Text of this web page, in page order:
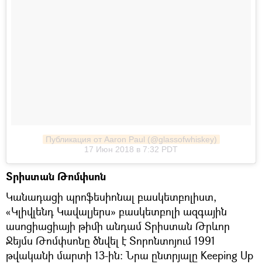
Публикация от Aaron Paul (@glassofwhiskey)
17 Июн 2018 в 7:32 PDT
Տրիստան Թոմփսոն
Կանադացի պրոֆեսիոնալ բասկետբոլիստ,
«Կլիվլենդ Կավալյերս» բասկետբոլի ազգային
ասոցիացիայի թիմի անդամ Տրիստան Թրևոր
Ջեյմս Թոմփսոնը ծնվել է Տորոնտոյում 1991
թվականի մարտի 13-ին։ Նրա ընտրյալը Keeping Up